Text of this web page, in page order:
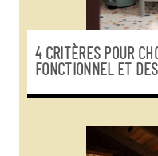
4 CRITÈRES POUR
FONCTIONNEL ET